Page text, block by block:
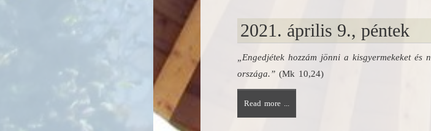
2021. április 9., péntek
„Engedjétek hozzám jönni a kisgyermekeket
országa.”(Mk 10,24)
Read more ...